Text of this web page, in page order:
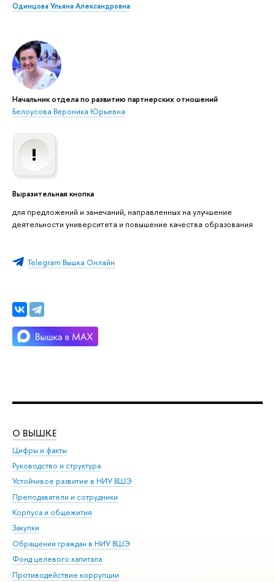
Одинцова Ульяна Александровна
Начальник отдела по развитию партнерских отношений
Белоусова Вероника Юрьевна
Выразительная кнопка
для предложений и замечаний, направленных на улучшение
деятельности университета и повышение качества образования
Telegram Вышка Онлайн
О ВЫШКЕ
Цифры и факты
Руководство и структура
Устойчивое развитие в НИУ ВШЭ
Преподаватели и сотрудники
Корпуса и общежития
Закупки
Обращения граждан в НИУ ВШЭ
Фонд целевого капитала
Противодействие коррупции